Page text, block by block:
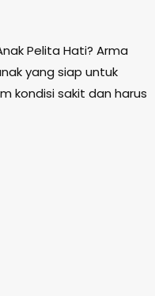
Pelita Hati? Arma
yang siap untuk
kondisi sakit dan harus